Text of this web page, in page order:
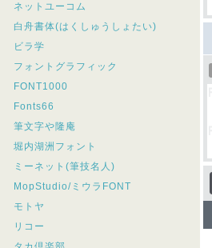
ネットユーコム
白舟書体(はくしゅうしょたい)
ビラ学
フォントグラフィック
FONT1000
Fonts66
筆文字や隆庵
堀内湖洲フォント
ミーネット(筆技名人)
MopStudio/ミウラFONT
モトヤ
リコー